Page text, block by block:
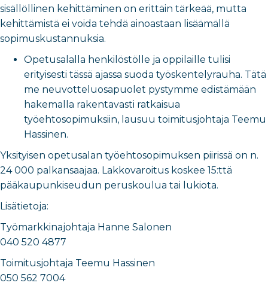
sisällöllinen kehittäminen on erittäin tärkeää, mutta
kehittämistä ei voida tehdä ainoastaan lisäämällä
sopimuskustannuksia.
Opetusalalla henkilöstölle ja oppilaille tulisi
erityisesti tässä ajassa suoda työskentelyrauha. Tätä
me neuvotteluosapuolet pystymme edistämään
hakemalla rakentavasti ratkaisua
työehtosopimuksiin, lausuu toimitusjohtaja Teemu
Hassinen.
Yksityisen opetusalan työehtosopimuksen piirissä on n.
24 000 palkansaajaa. Lakkovaroitus koskee 15:ttä
pääkaupunkiseudun peruskoulua tai lukiota.
Lisätietoja:
Työmarkkinajohtaja Hanne Salonen
040 520 4877
Toimitusjohtaja Teemu Hassinen
050 562 7004